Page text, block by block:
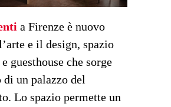
a Firenze è nuovo
e il design, spazio
guesthouse che sorge
un palazzo del
Lo spazio permette un